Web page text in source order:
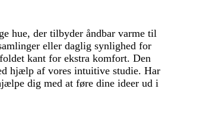
hue, der tilbyder åndbar varme til
eller daglig synlighed for
kant for ekstra komfort. Den
hjælp af vores intuitive studie. Har
dig med at føre dine ideer ud i